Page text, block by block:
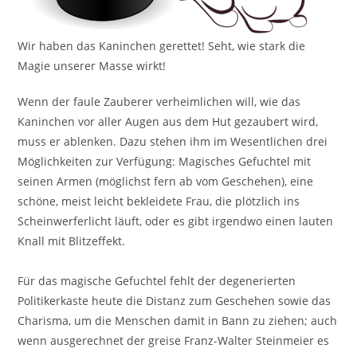
Wir haben das Kaninchen gerettet! Seht, wie stark die
Magie unserer Masse wirkt!
Wenn der faule Zauberer verheimlichen will, wie das
Kaninchen vor aller Augen aus dem Hut gezaubert wird,
muss er ablenken. Dazu stehen ihm im Wesentlichen drei
Möglichkeiten zur Verfügung: Magisches Gefuchtel mit
seinen Armen (möglichst fern ab vom Geschehen), eine
schöne, meist leicht bekleidete Frau, die plötzlich ins
Scheinwerferlicht läuft, oder es gibt irgendwo einen lauten
Knall mit Blitzeffekt.
Für das magische Gefuchtel fehlt der degenerierten
Politikerkaste heute die Distanz zum Geschehen sowie das
Charisma, um die Menschen damit in Bann zu ziehen; auch
wenn ausgerechnet der greise Franz-Walter Steinmeier es